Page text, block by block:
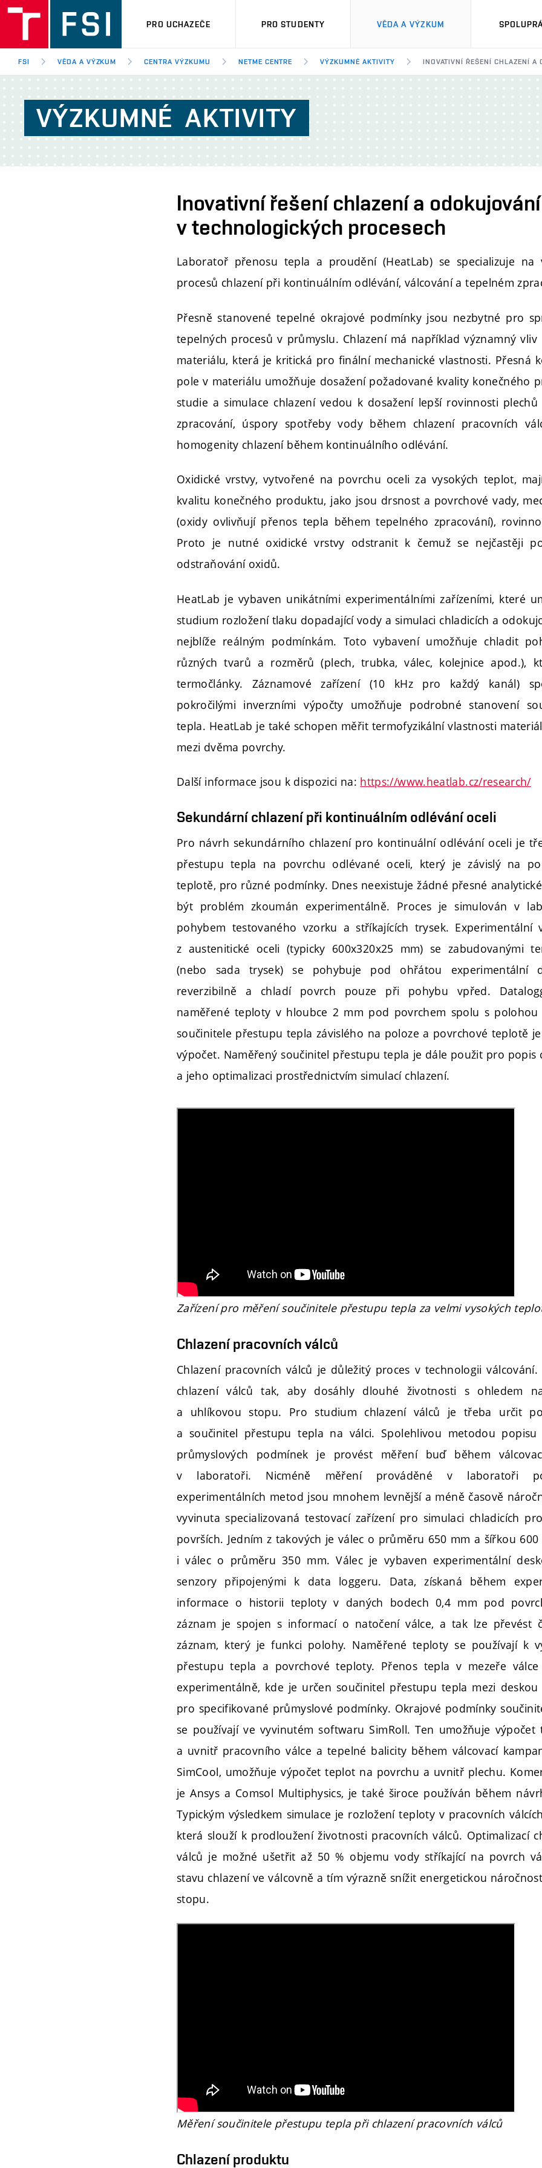
PRO UCHAZEČE PRO STUDENTY VĚDA A VÝZKUM
FSI VĚDA A VÝZKUM CENTRA VÝZKUMU NETME CENTRE VÝZKUMNÉ AKTIVITY INOVATIVNÍ ŘEŠENÍ CHLAZENÍ A
VÝZKUMNÉ AKTIVITY
Inovativní řešení chlazení a odokujování
v technologických procesech
Laboratoř přenosu tepla a proudění (HeatLab) se specializuje na
procesů chlazení při kontinuálním odlévání, válcování a tepelném
Přesně stanovené tepelné okrajové podmínky jsou nezbytné pro
tepelných procesů v průmyslu. Chlazení má například významný
materiálu, která je kritická pro finální mechanické vlastnosti. Přesná
pole v materiálu umožňuje dosažení požadované kvality konečného
studie a simulace chlazení vedou k dosažení lepší rovinnosti
zpracování, úspory spotřeby vody během chlazení pracovních
homogenity chlazení během kontinuálního odlévání.
Oxidické vrstvy, vytvořené na povrchu oceli za vysokých teplot,
kvalitu konečného produktu, jako jsou drsnost a povrchové vady,
(oxidy ovlivňují přenos tepla během tepelného zpracování),
Proto je nutné oxidické vrstvy odstranit k čemuž se nejčastěji
odstraňování oxidů.
HeatLab je vybaven unikátními experimentálními zařízeními, které
studium rozložení tlaku dopadající vody a simulaci chladicích a
nejblíže reálným podmínkám. Toto vybavení umožňuje chladit
různých tvarů a rozměrů (plech, trubka, válec, kolejnice apod.),
termočlánky. Záznamové zařízení (10 kHz pro každý kanál)
pokročilými inverzními výpočty umožňuje podrobné stanovení
tepla. HeatLab je také schopen měřit termofyzikální vlastnosti
mezi dvěma povrchy.
Další informace jsou k dispozici na: https://www.heatlab.cz/research/
Sekundární chlazení při kontinuálním odlévání oceli
Pro návrh sekundárního chlazení pro kontinuální odlévání oceli je
přestupu tepla na povrchu odlévané oceli, který je závislý na
teplotě, pro různé podmínky. Dnes neexistuje žádné přesné
být problém zkoumán experimentálně. Proces je simulován v
pohybem testovaného vzorku a stříkajících trysek. Experimentální
z austenitické oceli (typicky 600x320x25 mm) se zabudovanými
(nebo sada trysek) se pohybuje pod ohřátou experimentální
reverzibilně a chladí povrch pouze při pohybu vpřed.
naměřené teploty v hloubce 2 mm pod povrchem spolu s polohou
součinitele přestupu tepla závislého na poloze a povrchové teplotě
výpočet. Naměřený součinitel přestupu tepla je dále použit pro popis
a jeho optimalizaci prostřednictvím simulací chlazení.
Zařízení pro měření součinitele přestupu tepla za velmi vysokých
Chlazení pracovních válců
Chlazení pracovních válců je důležitý proces v technologii
chlazení válců tak, aby dosáhly dlouhé životnosti s ohledem
a uhlíkovou stopu. Pro studium chlazení válců je třeba určit
a součinitel přestupu tepla na válci. Spolehlivou metodou
průmyslových podmínek je provést měření buď během
v laboratoři. Nicméně měření prováděné v laboratoři
experimentálních metod jsou mnohem levnější a méně časově
vyvinuta specializovaná testovací zařízení pro simulaci chladicích
površích. Jedním z takových je válec o průměru 650 mm a šířkou
i válec o průměru 350 mm. Válec je vybaven experimentální
senzory připojenými k data loggeru. Data, získaná během
informace o historii teploty v daných bodech 0,4 mm pod
záznam je spojen s informací o natočení válce, a tak lze převést
záznam, který je funkci polohy. Naměřené teploty se používají k
přestupu tepla a povrchové teploty. Přenos tepla v mezeře
experimentálně, kde je určen součinitel přestupu tepla mezi
pro specifikované průmyslové podmínky. Okrajové podmínky
se používají ve vyvinutém softwaru SimRoll. Ten umožňuje
a uvnitř pracovního válce a tepelné balicity během válcovací
SimCool, umožňuje výpočet teplot na povrchu a uvnitř plechu.
je Ansys a Comsol Multiphysics, je také široce používán během
Typickým výsledkem simulace je rozložení teploty v pracovních
která slouží k prodloužení životnosti pracovních válců. Optimalizací
válců je možné ušetřit až 50 % objemu vody stříkající na povrch
stavu chlazení ve válcovně a tím výrazně snížit energetickou
stopu.
Měření součinitele přestupu tepla při chlazení pracovních válců
Chlazení produktu